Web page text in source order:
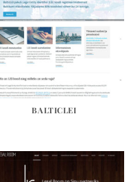
BALTICLEI